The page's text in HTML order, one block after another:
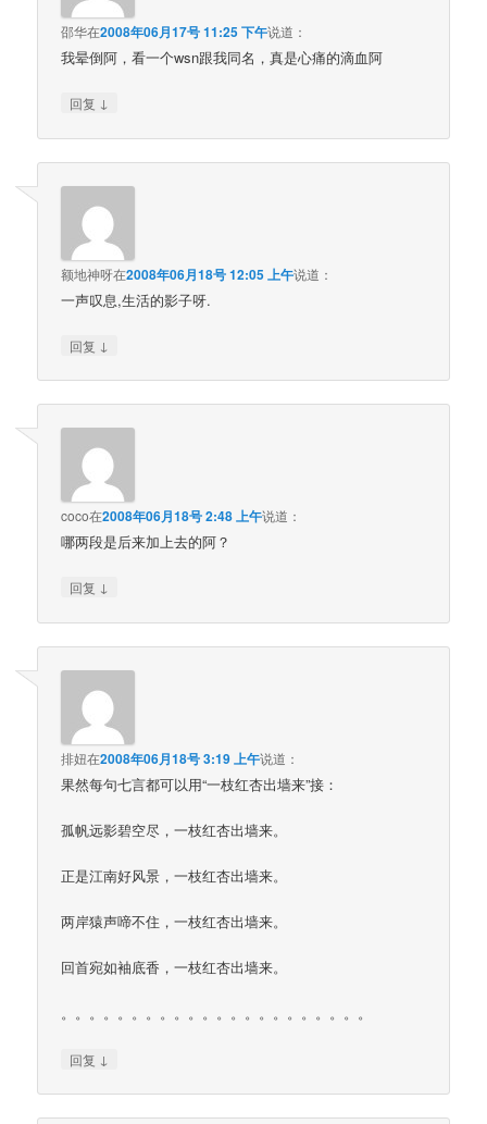
邵华在2008年06月17号 11:25 下午说道：
我晕倒阿，看一个wsn跟我同名，真是心痛的滴血阿
回复 ↓
额地神呀在2008年06月18号 12:05 上午说道：
一声叹息,生活的影子呀.
回复 ↓
coco在2008年06月18号 2:48 上午说道：
哪两段是后来加上去的阿？
回复 ↓
排妞在2008年06月18号 3:19 上午说道：
果然每句七言都可以用“一枝红杏出墙来”接：
孤帆远影碧空尽，一枝红杏出墙来。
正是江南好风景，一枝红杏出墙来。
两岸猿声啼不住，一枝红杏出墙来。
回首宛如袖底香，一枝红杏出墙来。
。。。。。。。。。。。。。。。。。。。。。。
回复 ↓